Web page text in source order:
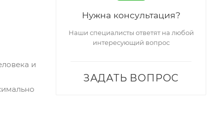
и
Нужна консультация?
Наши специалисты ответят на любой
интересующий вопрос
ЗАДАТЬ ВОПРОС